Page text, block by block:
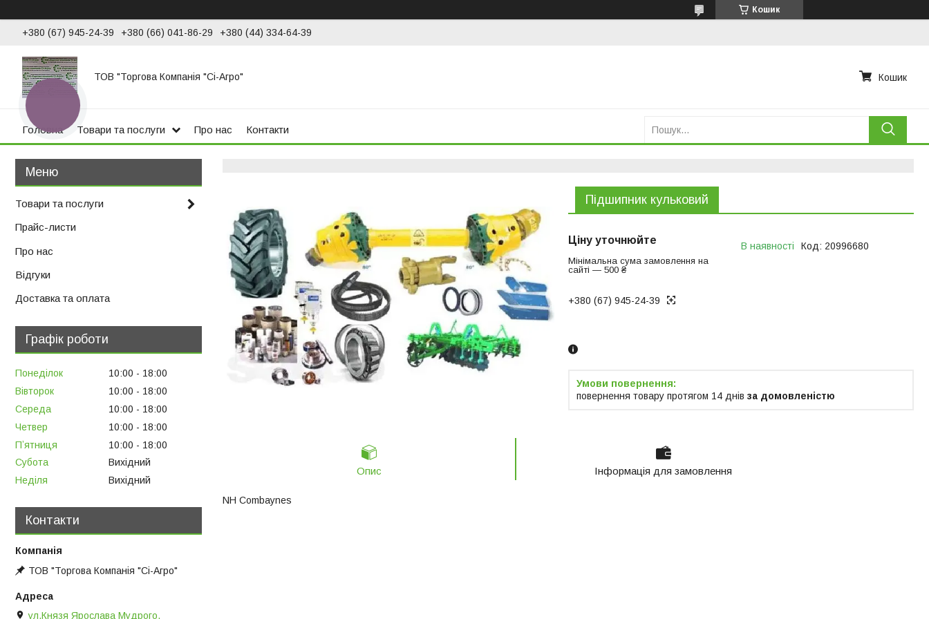
Кошик
+380 (67) 945-24-39 +380 (66) 041-86-29 +380 (44) 334-64-39
ТОВ "Торгова Компанія "Сі-Агро" Кошик
Головна Товари та послуги Про нас Контакти
Пiдшипник кульковий
Ціну уточнюйте
Мінімальна сума замовлення на
сайті — 500 ₴
В наявності Код: 20996680
+380 (67) 945-24-39
повернення товару протягом 14 днів за домовленістю
Опис Інформація для замовлення
NH Combaynes
Товари та послуги
Прайс-листи
Про нас
Відгуки
Доставка та оплата
Графік роботи
Понеділок 10:00
18:00
Вівторок
10:00
18:00
Середа
10:00
18:00
Четвер
10:00
18:00
Пʼятниця
10:00
18:00
Субота
Вихідний
Неділя
Вихідний
Контакти
ТОВ "Торгова Компанія "Сі-Агро"
ул.Князя Ярослава Мудрого,